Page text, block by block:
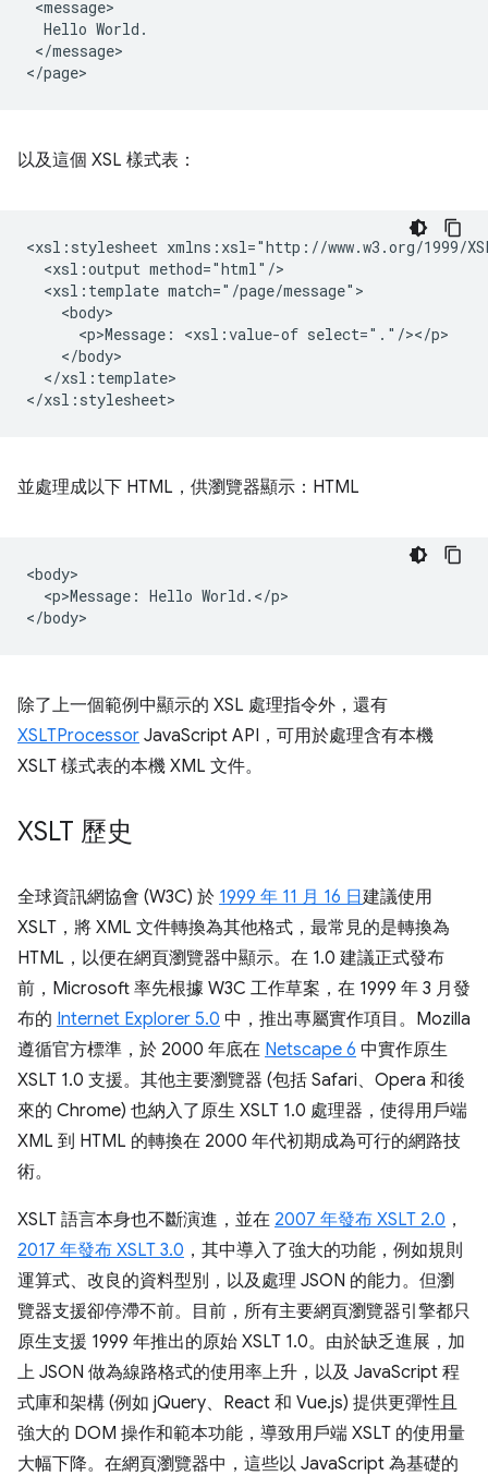
Hello
</message>
以及這個 XSL 樣式表：
<xsl:stylesheet
<xsl:output
<xsl:template
<p>Message:
<xsl:value-of
</xsl:template>
並處理成以下 HTML，供瀏覽器顯示：HTML
<body>
  <p>Message: Hello World.</p>
除了上一個範例中顯示的 XSL 處理指令外，還有
XSLTProcessor JavaScript API，可用於處理含有本機
XSLT 樣式表的本機 XML 文件。
XSLT 歷史
全球資訊網協會 (W3C) 於 1999 年 11 月 16 日 建議使用
XSLT，將 XML 文件轉換為其他格式，最常見的是轉換為
HTML，以便在網頁瀏覽器中顯示。在 1.0 建議正式發布
前，Microsoft 率先根據 W3C 工作草案，在 1999 年 3 月發
布的 Internet Explorer 5.0 中，推出專屬實作項目。Mozilla
遵循官方標準，於 2000 年底在 Netscape 6 中實作原生
XSLT 1.0 支援。其他主要瀏覽器 (包括 Safari、Opera 和後
來的 Chrome) 也納入了原生 XSLT 1.0 處理器，使得用戶端
XML 到 HTML 的轉換在 2000 年代初期成為可行的網路技
術。
XSLT 語言本身也不斷演進，並在 2007 年發布 XSLT 2.0 ，
2017 年發布 XSLT 3.0 ，其中導入了強大的功能，例如規則
運算式、改良的資料型別，以及處理 JSON 的能力。但瀏
覽器支援卻停滯不前。目前，所有主要網頁瀏覽器引擎都只
原生支援 1999 年推出的原始 XSLT 1.0。由於缺乏進展，加
上 JSON 做為線路格式的使用率上升，以及 JavaScript 程
式庫和架構 (例如 jQuery、React 和 Vue.js) 提供更彈性且
強大的 DOM 操作和範本功能，導致用戶端 XSLT 的使用量
大幅下降。在網頁瀏覽器中，這些以 JavaScript 為基礎的